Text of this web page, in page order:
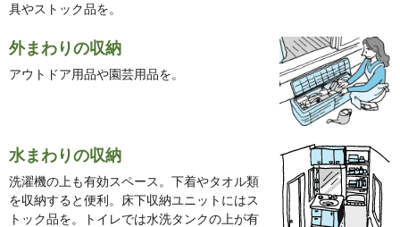
具やストック品を。
外まわりの収納
アウトドア用品や園芸用品を。
水まわりの収納
洗濯機の上も有効スペース。下着やタオル類
を収納すると便利。床下収納ユニットにはス
トック品を。トイレでは水洗タンクの上が有